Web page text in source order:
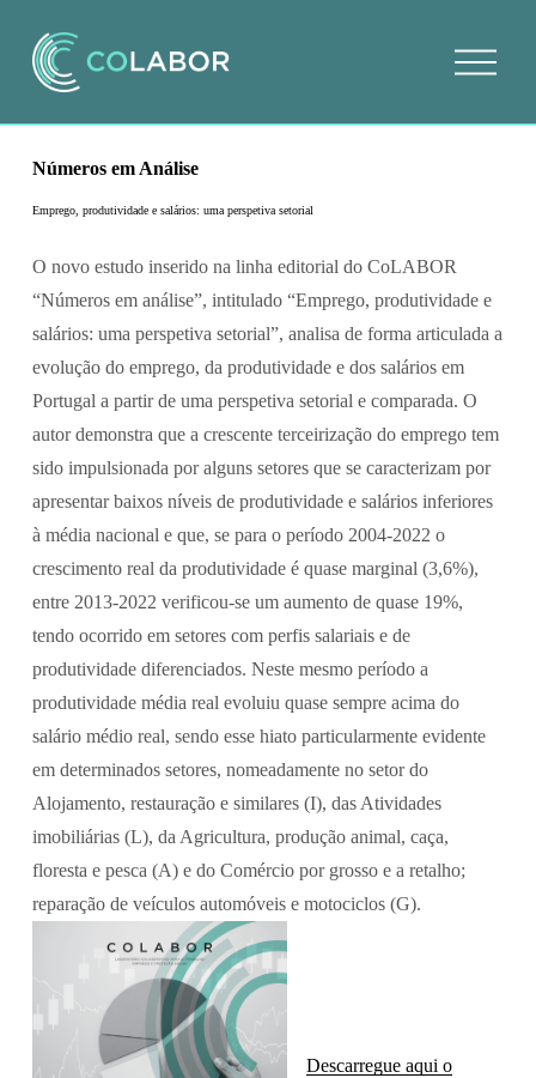
A
b
Emprego, produtividade e salários: uma perspetiva setorial
Números em Análise
O novo estudo inserido na linha editorial do CoLABOR
“Números em análise”, intitulado “Emprego, produtividade e
salários: uma perspetiva setorial”, analisa de forma articulada a
evolução do emprego, da produtividade e dos salários em
Portugal a partir de uma perspetiva setorial e comparada. O
autor demonstra que a crescente terceirização do emprego tem
sido impulsionada por alguns setores que se caracterizam por
apresentar baixos níveis de produtividade e salários inferiores
à média nacional e que, se para o período 2004-2022 o
crescimento real da produtividade é quase marginal (3,6%),
entre 2013-2022 verificou-se um aumento de quase 19%,
tendo ocorrido em setores com perfis salariais e de
produtividade diferenciados. Neste mesmo período a
produtividade média real evoluiu quase sempre acima do
salário médio real, sendo esse hiato particularmente evidente
em determinados setores, nomeadamente no setor do
Alojamento, restauração e similares (I), das Atividades
imobiliárias (L), da Agricultura, produção animal, caça,
floresta e pesca (A) e do Comércio por grosso e a retalho;
reparação de veículos automóveis e motociclos (G).
Descarregue aqui o